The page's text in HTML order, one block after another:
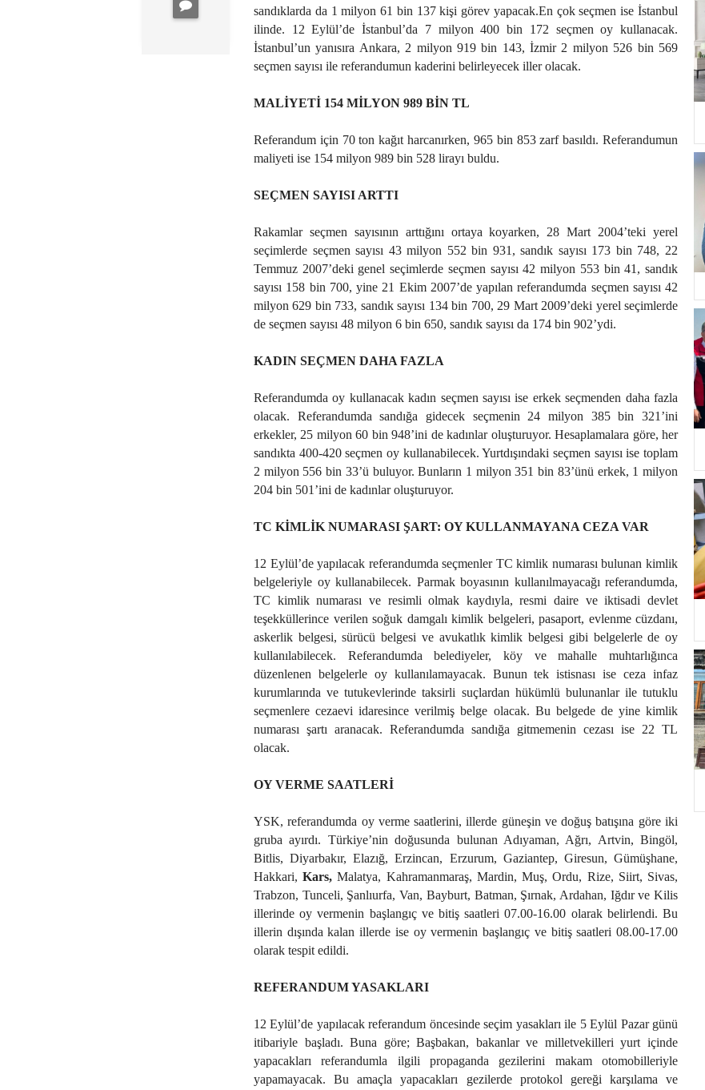
sandıklarda da 1 milyon 61 bin 137 kişi görev yapacak.En çok seçmen ise İstanbul
ilinde. 12 Eylül’de İstanbul’da 7 milyon 400 bin 172 seçmen oy kullanacak.
İstanbul’un yanısıra Ankara, 2 milyon 919 bin 143, İzmir 2 milyon 526 bin 569
seçmen sayısı ile referandumun kaderini belirleyecek iller olacak.
MALİYETİ 154 MİLYON 989 BİN TL
Referandum için 70 ton kağıt harcanırken, 965 bin 853 zarf basıldı. Referandumun
maliyeti ise 154 milyon 989 bin 528 lirayı buldu.
SEÇMEN SAYISI ARTTI
Rakamlar seçmen sayısının arttığını ortaya koyarken, 28 Mart 2004’teki yerel
seçimlerde seçmen sayısı 43 milyon 552 bin 931, sandık sayısı 173 bin 748, 22
Temmuz 2007’deki genel seçimlerde seçmen sayısı 42 milyon 553 bin 41, sandık
sayısı 158 bin 700, yine 21 Ekim 2007’de yapılan referandumda seçmen sayısı 42
milyon 629 bin 733, sandık sayısı 134 bin 700, 29 Mart 2009’deki yerel seçimlerde
de seçmen sayısı 48 milyon 6 bin 650, sandık sayısı da 174 bin 902’ydi.
KADIN SEÇMEN DAHA FAZLA
Referandumda oy kullanacak kadın seçmen sayısı ise erkek seçmenden daha fazla
olacak. Referandumda sandığa gidecek seçmenin 24 milyon 385 bin 321’ini
erkekler, 25 milyon 60 bin 948’ini de kadınlar oluşturuyor. Hesaplamalara göre, her
sandıkta 400-420 seçmen oy kullanabilecek. Yurtdışındaki seçmen sayısı ise toplam
2 milyon 556 bin 33’ü buluyor. Bunların 1 milyon 351 bin 83’ünü erkek, 1 milyon
204 bin 501’ini de kadınlar oluşturuyor.
TC KİMLİK NUMARASI ŞART: OY KULLANMAYANA CEZA VAR
12 Eylül’de yapılacak referandumda seçmenler TC kimlik numarası bulunan kimlik
belgeleriyle oy kullanabilecek. Parmak boyasının kullanılmayacağı referandumda,
TC kimlik numarası ve resimli olmak kaydıyla, resmi daire ve iktisadi devlet
teşekküllerince verilen soğuk damgalı kimlik belgeleri, pasaport, evlenme cüzdanı,
askerlik belgesi, sürücü belgesi ve avukatlık kimlik belgesi gibi belgelerle de oy
kullanılabilecek. Referandumda belediyeler, köy ve mahalle muhtarlığınca
düzenlenen belgelerle oy kullanılamayacak. Bunun tek istisnası ise ceza infaz
kurumlarında ve tutukevlerinde taksirli suçlardan hükümlü bulunanlar ile tutuklu
seçmenlere cezaevi idaresince verilmiş belge olacak. Bu belgede de yine kimlik
numarası şartı aranacak. Referandumda sandığa gitmemenin cezası ise 22 TL
olacak.
OY VERME SAATLERİ
YSK, referandumda oy verme saatlerini, illerde güneşin ve doğuş batışına göre iki
gruba ayırdı. Türkiye’nin doğusunda bulunan Adıyaman, Ağrı, Artvin, Bingöl,
Bitlis, Diyarbakır, Elazığ, Erzincan, Erzurum, Gaziantep, Giresun, Gümüşhane,
Hakkari,Kars,Malatya, Kahramanmaraş, Mardin, Muş, Ordu, Rize, Siirt, Sivas,
Trabzon, Tunceli, Şanlıurfa, Van, Bayburt, Batman, Şırnak, Ardahan, Iğdır ve Kilis
illerinde oy vermenin başlangıç ve bitiş saatleri 07.00-16.00 olarak belirlendi. Bu
illerin dışında kalan illerde ise oy vermenin başlangıç ve bitiş saatleri 08.00-17.00
olarak tespit edildi.
REFERANDUM YASAKLARI
12 Eylül’de yapılacak referandum öncesinde seçim yasakları ile 5 Eylül Pazar günü
itibariyle başladı. Buna göre; Başbakan, bakanlar ve milletvekilleri yurt içinde
yapacakları referandumla ilgili propaganda gezilerini makam otomobilleriyle
yapamayacak. Bu amaçla yapacakları gezilerde protokol gereği karşılama ve